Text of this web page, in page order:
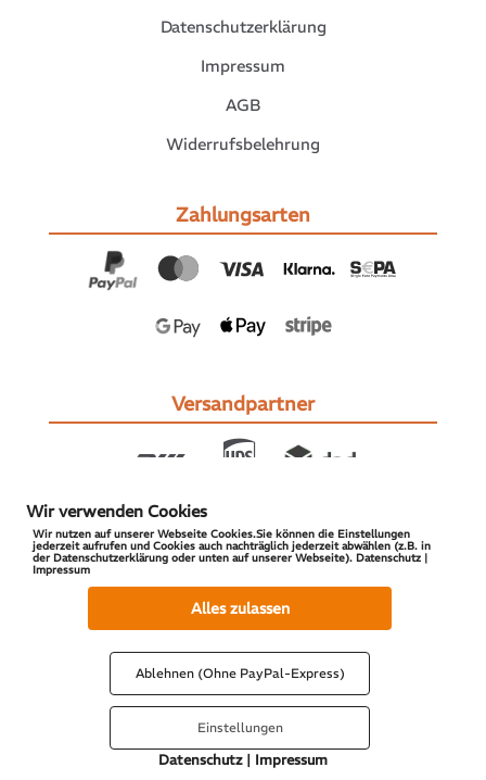
Datenschutzerklärung
Impressum
AGB
Widerrufsbelehrung
Zahlungsarten
Versandpartner
© 2026 S-PARTS | All Rights Reserved
Vertrag widerrufen
Wir verwenden Cookies
Wir nutzen auf unserer Webseite Cookies.Sie können die Einstellungen
jederzeit aufrufen und Cookies auch nachträglich jederzeit abwählen (z.B. in
der Datenschutzerklärung oder unten auf unserer Webseite). Datenschutz |
Impressum
Alles zulassen
Ablehnen (Ohne PayPal-Express)
Einstellungen
Datenschutz| Impressum